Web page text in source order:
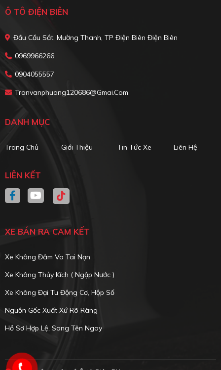
Ô TÔ ĐIỆN BIÊN
Đầu Cầu Sắt, Mường Thanh, TP Điện Biên Điện Biên
0969966266
0904055557
Tranvanphuong120686@gmai.com
DANH MỤC
Trang Chủ Giới Thiệu Tin Tức Xe Liên Hệ
LIÊN KẾT
XE BÁN RA CAM KẾT
Xe Không Đâm Va Tai Nạn
Xe Không Thủy Kích ( Ngập Nước )
Xe Không Đại Tu Động Cơ, Hộp Số
Nguồn Gốc Xuất Xứ Rõ Ràng
Hồ Sơ Hợp Lệ, Sang Tên Ngay